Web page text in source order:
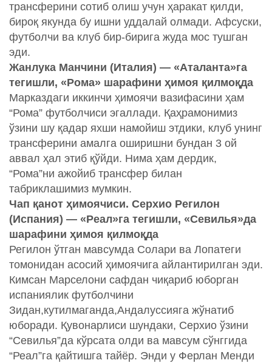
трансферини сотиб олиш учун ҳаракат қилди,
бироқ якунда бу ишни уддалай олмади. Афсуски,
футболчи ва клуб бир-бирига жуда мос тушган
эди.
Жанлука Манчини (Италия) — «Аталанта»га
тегишли, «Рома» шарафини ҳимоя қилмоқда
Марказдаги иккинчи ҳимоячи вазифасини ҳам
“Рома” футболчиси эгаллади. Қаҳрамонимиз
ўзини шу қадар яхши намойиш этдики, клуб унинг
трансферини амалга оширишни бундан 3 ой
аввал ҳал этиб қўйди. Нима ҳам дердик,
“Рома”ни ажойиб трансфер билан
табриклашимиз мумкин.
Чап қанот ҳимоячиси. Серхио Регилон
(Испания) — «Реал»га тегишли, «Севилья»да
шарафини ҳимоя қилмоқда
Регилон ўтган мавсумда Солари ва Лопатеги
томонидан асосий ҳимоячига айлантирилган эди.
Кимсан Марселони сафдан чиқариб юборган
испаниялик футболчини
Зидан,кутилмаганда,Андалуссияга жўнатиб
юборади. Қувонарлиси шундаки, Серхио ўзини
“Севилья”да кўрсата олди ва мавсум сўнггида
“Реал”га қайтишга тайёр. Энди у Ферлан Менди